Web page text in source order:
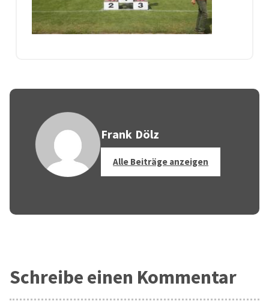
Frank Dölz
Alle Beiträge anzeigen
Schreibe einen Kommentar